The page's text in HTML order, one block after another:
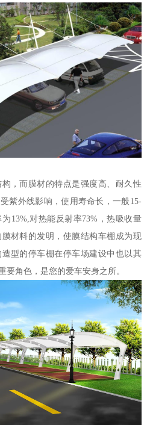
，而膜材的特点是强度高、耐久性
紫外线影响，使用寿命长，一般15-
13%,对热能反射率73%，热吸收量
材料的发明，使膜结构车棚成为现
型的停车棚在停车场建设中也以其
要角色，是您的爱车安身之所。